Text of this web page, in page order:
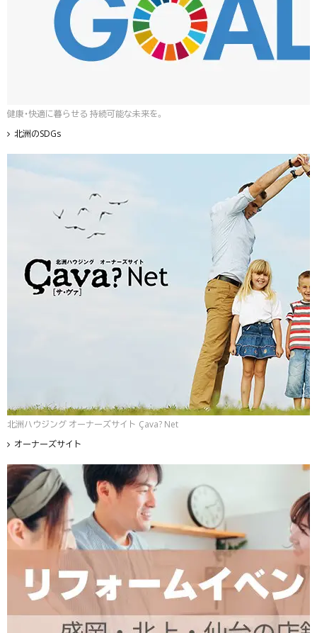
健康・快適に暮らせる 持続可能な未来を。
北洲のSDGs
北洲ハウジング オーナーズサイト Çava? Net
オーナーズサイト